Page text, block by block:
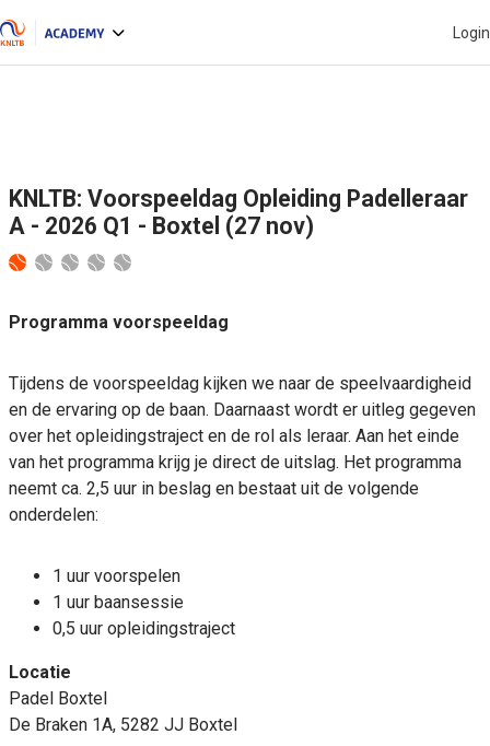
Zijpaneel
Login
KNLTB: Voorspeeldag Opleiding Padelleraar
A - 2026 Q1 - Boxtel (27 nov)
Programma voorspeeldag
Tijdens de voorspeeldag kijken we naar de speelvaardigheid
en de ervaring op de baan. Daarnaast wordt er uitleg gegeven
over het opleidingstraject en de rol als leraar. Aan het einde
van het programma krijg je direct de uitslag. Het programma
neemt ca. 2,5 uur in beslag en bestaat uit de volgende
onderdelen:
1 uur voorspelen
1 uur baansessie
0,5 uur opleidingstraject
Locatie
Padel Boxtel
De Braken 1A, 5282 JJ Boxtel